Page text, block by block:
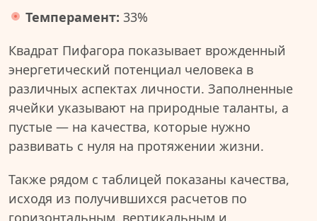
Темперамент: 33%
Квадрат Пифагора показывает врожденный
энергетический потенциал человека в
различных аспектах личности. Заполненные
ячейки указывают на природные таланты, а
пустые — на качества, которые нужно
развивать с нуля на протяжении жизни.
Также рядом с таблицей показаны качества,
исходя из получившихся расчетов по
горизонтальным, вертикальным и